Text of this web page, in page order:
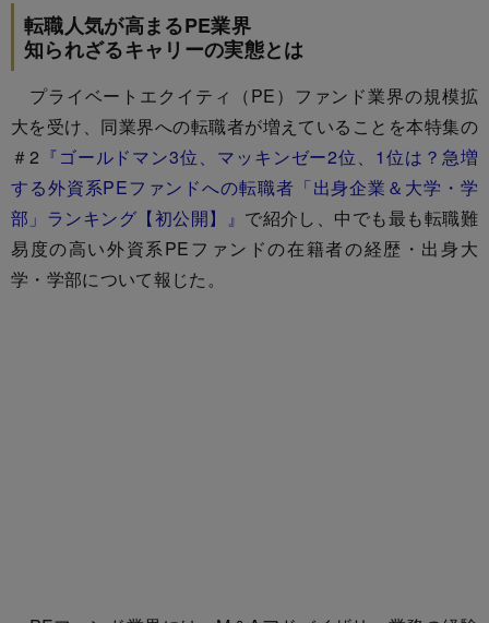
転職人気が高まるPE業界
知られざるキャリーの実態とは
プライベートエクイティ（PE）ファンド業界の規模拡
大を受け、同業界への転職者が増えていることを本特集の
＃2 『ゴールドマン3位、マッキンゼー2位、1位は？急増
する外資系PEファンドへの転職者「出身企業＆大学・学
部」ランキング【初公開】』 で紹介し、中でも最も転職難
易度の高い外資系PEファンドの在籍者の経歴・出身大
学・学部について報じた。